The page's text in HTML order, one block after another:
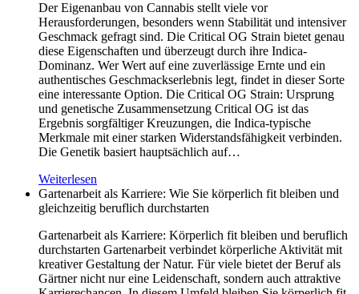
Der Eigenanbau von Cannabis stellt viele vor
Herausforderungen, besonders wenn Stabilität und intensiver
Geschmack gefragt sind. Die Critical OG Strain bietet genau
diese Eigenschaften und überzeugt durch ihre Indica-
Dominanz. Wer Wert auf eine zuverlässige Ernte und ein
authentisches Geschmackserlebnis legt, findet in dieser Sorte
eine interessante Option. Die Critical OG Strain: Ursprung
und genetische Zusammensetzung Critical OG ist das
Ergebnis sorgfältiger Kreuzungen, die Indica-typische
Merkmale mit einer starken Widerstandsfähigkeit verbinden.
Die Genetik basiert hauptsächlich auf…
Weiterlesen
Gartenarbeit als Karriere: Wie Sie körperlich fit bleiben und
gleichzeitig beruflich durchstarten
Gartenarbeit als Karriere: Körperlich fit bleiben und beruflich
durchstarten Gartenarbeit verbindet körperliche Aktivität mit
kreativer Gestaltung der Natur. Für viele bietet der Beruf als
Gärtner nicht nur eine Leidenschaft, sondern auch attraktive